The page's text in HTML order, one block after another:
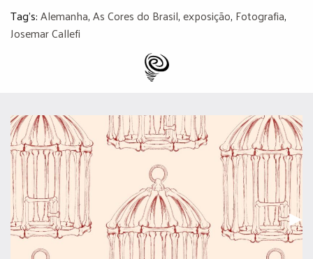
Tag's:Alemanha,As Cores do Brasil,exposição, Fotografia,
Josemar Callefi
▶︎